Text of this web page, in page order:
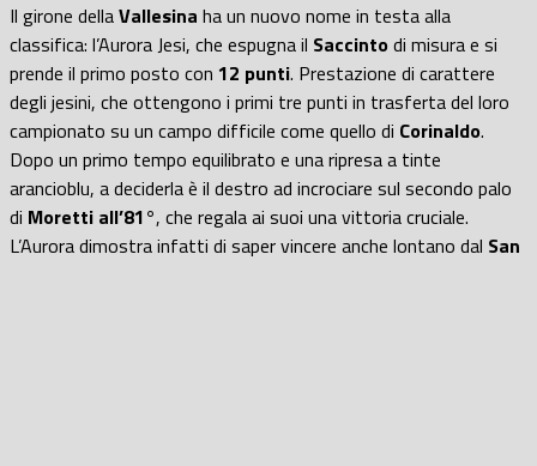
Il girone dellaVallesina ha un nuovo nome in testa alla
classifica: l’Aurora Jesi, che espugna il Saccintodi misura e si
prende il primo posto con 12 punti. Prestazione di carattere
degli jesini, che ottengono i primi tre punti in trasferta del loro
campionato su un campo difficile come quello di Corinaldo.
Dopo un primo tempo equilibrato e una ripresa a tinte
arancioblu, a deciderla è il destro ad incrociare sul secondo palo
di Moretti all’81°, che regala ai suoi una vittoria cruciale.
L’Aurora dimostra infatti di saper vincere anche lontano dal San